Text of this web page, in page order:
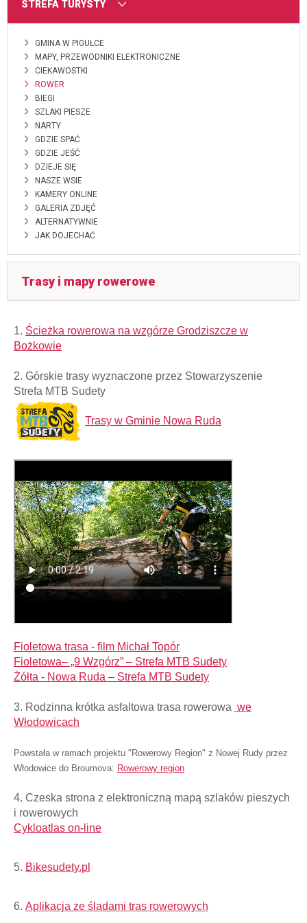
MENU
STREFA TURYSTY
GMINA W PIGUŁCE
MAPY, PRZEWODNIKI ELEKTRONICZNE
CIEKAWOSTKI
ROWER
BIEGI
SZLAKI PIESZE
NARTY
GDZIE SPAĆ
GDZIE JEŚĆ
DZIEJE SIĘ
NASZE WSIE
KAMERY ONLINE
GALERIA ZDJĘĆ
ALTERNATYWNIE
JAK DOJECHAĆ
Trasy i mapy rowerowe
1. Ścieżka rowerowa na wzgórze Grodziszcze w
Bożkowie
2. Górskie trasy wyznaczone przez Stowarzyszenie
Strefa MTB Sudety
Trasy w Gminie Nowa Ruda
Fioletowa trasa - film Michał Topór
Fioletowa– „9 Wzgórz” – Strefa MTB Sudety
Żółta - Nowa Ruda – Strefa MTB Sudety
3. Rodzinna krótka asfaltowa trasa rowerowa we
Włodowicach
Powstała w ramach projektu "Rowerowy Region" z Nowej Rudy przez
Włodowice do Broumova: Rowerowy region
4. Czeska strona z elektroniczną mapą szlaków pieszych
i rowerowych
Cykloatlas on-line
5. Bikesudety.pl
6. Aplikacja ze śladami tras rowerowych